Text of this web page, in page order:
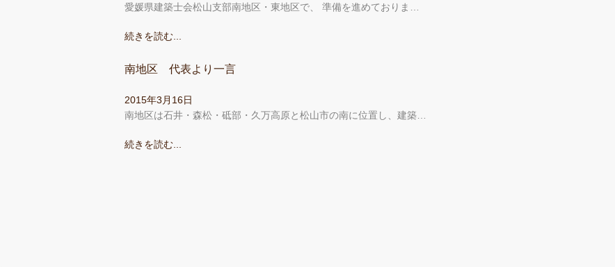
愛媛県建築士会松山支部南地区・東地区で、 準備を進めておりま…
続きを読む...
南地区 代表より一言
2015年3月16日
南地区は石井・森松・砥部・久万高原と松山市の南に位置し、建築…
続きを読む...